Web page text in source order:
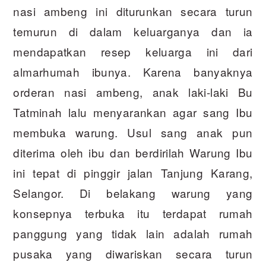
nasi ambeng ini diturunkan secara turun
temurun di dalam keluarganya dan ia
mendapatkan resep keluarga ini dari
almarhumah ibunya. Karena banyaknya
orderan nasi ambeng, anak laki-laki Bu
Tatminah lalu menyarankan agar sang Ibu
membuka warung. Usul sang anak pun
diterima oleh ibu dan berdirilah Warung Ibu
ini tepat di pinggir jalan Tanjung Karang,
Selangor. Di belakang warung yang
konsepnya terbuka itu terdapat rumah
panggung yang tidak lain adalah rumah
pusaka yang diwariskan secara turun